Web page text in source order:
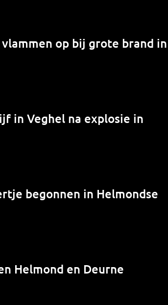
op bij grote brand in
in Veghel na explosie in
begonnen in Helmondse
Helmond en Deurne